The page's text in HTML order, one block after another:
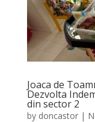
Joaca de
Dezvolta
din sector 2
by doncastor|